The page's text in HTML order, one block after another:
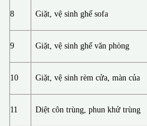
8 Giặt, vệ sinh ghế sofa
9 Giặt, vệ sinh ghế văn phòng
10 Giặt, vệ sinh rèm cửa, màn của
11 Diệt côn trùng, phun khử trùng